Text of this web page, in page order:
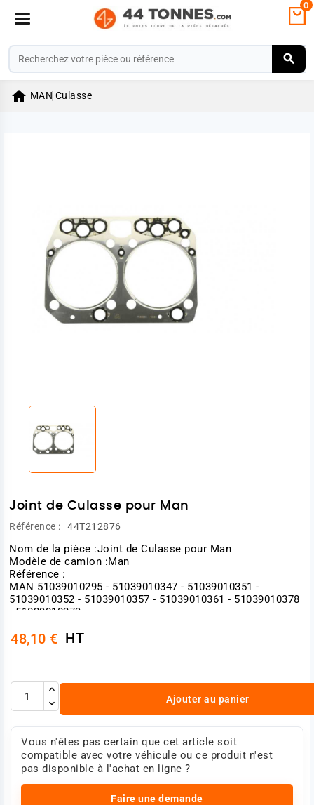
0
 MAN Culasse
Joint de Culasse pour Man
Référence : 44T212876
Nom de la pièce :Joint de Culasse pour Man
Modèle de camion :Man
Référence :
MAN 51039010295 - 51039010347 - 51039010351 -
51039010352 - 51039010357 - 51039010361 - 51039010378
- 51039010379
48,10 € HT
Ajouter au panier
Vous n'êtes pas certain que cet article soit
compatible avec votre véhicule ou ce produit n'est
pas disponible à l'achat en ligne ?
Faire une demande